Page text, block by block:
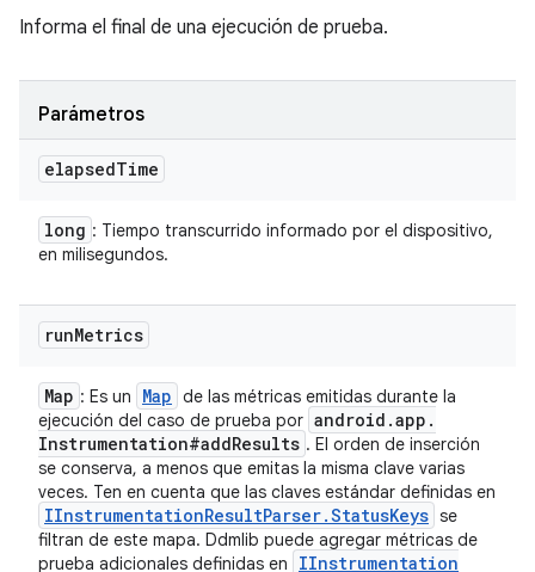
Informa el final de una ejecución de prueba.
Parámetros
elapsedTime
long : Tiempo transcurrido informado por el dispositivo,
en milisegundos.
runMetrics
Map : Es un Map de las métricas emitidas durante la
ejecución del caso de prueba por android .app .
Instrumentation#addResults . El orden de inserción
se conserva, a menos que emitas la misma clave varias
veces. Ten en cuenta que las claves estándar definidas en
IInstrumentationResultParser.StatusKeys se
filtran de este mapa. Ddmlib puede agregar métricas de
prueba adicionales definidas en
IInstrumentation